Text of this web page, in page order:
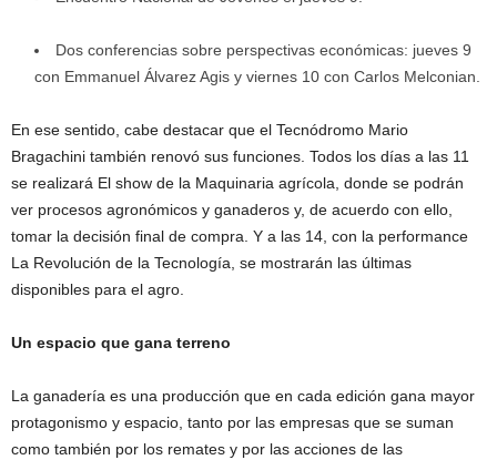
Dos conferencias sobre perspectivas económicas: jueves 9
con Emmanuel Álvarez Agis y viernes 10 con Carlos Melconian.
En ese sentido, cabe destacar que el Tecnódromo Mario
Bragachini también renovó sus funciones. Todos los días a las 11
se realizará El show de la Maquinaria agrícola, donde se podrán
ver procesos agronómicos y ganaderos y, de acuerdo con ello,
tomar la decisión final de compra. Y a las 14, con la performance
La Revolución de la Tecnología, se mostrarán las últimas
disponibles para el agro.
Un espacio que gana terreno
La ganadería es una producción que en cada edición gana mayor
protagonismo y espacio, tanto por las empresas que se suman
como también por los remates y por las acciones de las